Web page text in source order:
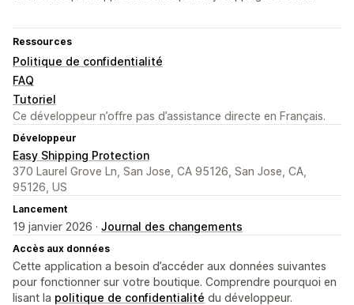
Ressources
Politique de confidentialité
FAQ
Tutoriel
Ce développeur n’offre pas d’assistance directe en Français.
Développeur
Easy Shipping Protection
370 Laurel Grove Ln, San Jose, CA 95126, San Jose, CA,
95126, US
Lancement
19 janvier 2026 · Journal des changements
Accès aux données
Cette application a besoin d’accéder aux données suivantes
pour fonctionner sur votre boutique. Comprendre pourquoi en
lisant la politique de confidentialité du développeur.